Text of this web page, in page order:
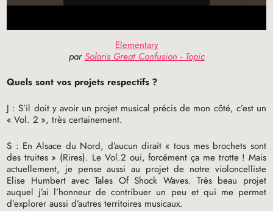
Elementary
parSolaris Great Confusion - Topic
Quels sont vos projets respectifs ?
J : S’il doit y avoir un projet musical précis de mon côté, c’est un
« Vol. 2 », très certainement.
S : En Alsace du Nord, d’aucun dirait « tous mes brochets sont
des truites » (Rires). Le Vol.2 oui, forcément ça me trotte ! Mais
actuellement, je pense aussi au projet de notre violoncelliste
Elise Humbert avec Tales Of Shock Waves. Très beau projet
auquel j’ai l’honneur de contribuer un peu et qui me permet
d’explorer aussi d’autres territoires musicaux.